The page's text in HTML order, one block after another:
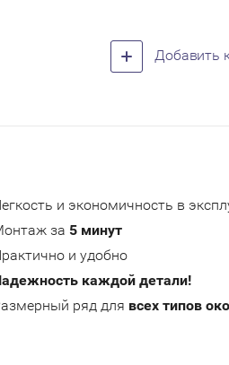
Добавить
и экономичность в
за 5 минут
и удобно
каждой детали!
ряд для всех типов